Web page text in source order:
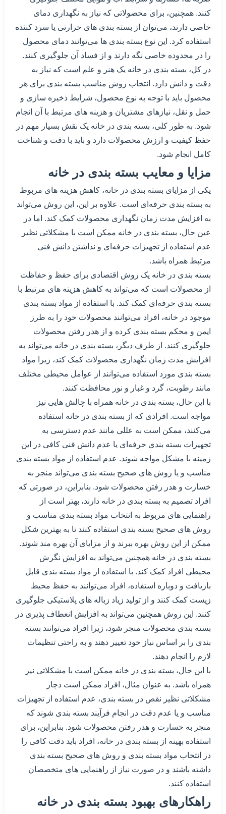
کنند. همچنین، برای محصولاتی که نیاز به نگهداری دمای
خاصی دارند، می‌توان از بسته بندی های حرارتی یا سرد کننده
استفاده کرد. این نوع بسته بندی ها می‌توانند دمای محصول
را در محدوده خاصی نگه دارند و از فساد آن جلوگیری کنند.
در کل، بسته بندی در خانه یک هنر و علم است که نیاز به
دقت و دانش دارد. انتخاب روش مناسب بسته بندی برای هر
محصول باید با توجه به نوع محصول، شرایط ذخیره سازی و
حمل و نقل، نیازهای مشتریان و هزینه های مرتبط با آن انجام
شود. به طور کلی، بسته بندی در خانه یک نقش بسیار مهم در
حفظ کیفیت و ارزش محصولات دارد و باید با دقت و شناخت
کامل انجام شود.
مزایا و معایب بسته بندی در خانه
یکی از مزایای بسته بندی در خانه، کاهش هزینه های مربوط
به بسته بندی حرفه‌ای است. علاوه بر این، این روش می‌تواند
به افزایش مدت زمان نگهداری محصولات کمک کند. اما در
عین حال، بسته بندی در خانه ممکن است با مشکلاتی نظیر
عدم استفاده از تجهیزات حرفه‌ای و نداشتن دانش فنی
مرتبط همراه باشد.
بسته بندی در خانه یک روش اقتصادی برای حفظ و حفاظت
از محصولات است که می‌تواند به کاهش هزینه های مرتبط با
بسته بندی حرفه‌ای کمک کند. با استفاده از مواد بسته بندی
موجود در خانه، افراد می‌توانند محصولات خود را به طرز
ایمن و محکم بسته بندی کرده و از هدر رفتن محصولات
جلوگیری کنند. از طرف دیگر، بسته بندی در خانه می‌تواند به
افزایش مدت زمان نگهداری محصولات کمک کند، زیرا مواد
بسته بندی مورد استفاده می‌توانند از عوامل محیطی مختلف
مانند رطوبت، گرد و غبار و نور محافظت کنند.
با این حال، بسته بندی در خانه همراه با چالش هایی نیز
مواجه است. افرادی که از بسته بندی در خانه استفاده
می‌کنند، ممکن است به عللی مانند عدم دسترسی به
تجهیزات بسته بندی حرفه‌ای یا عدم دانش فنی کافی در این
زمینه با مشکل مواجه شوند. عدم استفاده از مواد بسته بندی
مناسب و یا روش های صحیح بسته بندی می‌تواند منجر به
خسارت و هدر رفتن محصولات شود. بنابراین، در صورتی که
افراد تصمیم به بسته بندی در خانه دارند، بهتر است از
راهنمایی های مربوط به انتخاب مواد بسته بندی مناسب و
روش های صحیح بسته بندی استفاده کنند تا به بهترین شکل
ممکن از این روش بهره ببرند و از مزایای آن بهره مند شوند.
بسته بندی در خانه همچنین می‌تواند به افزایش نگرش
محیطی افراد کمک کند. با استفاده از مواد بسته بندی قابل
بازیافت و دوباره استفاده، افراد می‌توانند به حفظ محیط
زیست کمک کنند و از تولید زیاد زباله های پلاستیکی جلوگیری
کنند. این روش همچنین می‌تواند به افزایش انعطاف پذیری در
بسته بندی محصولات منجر شود، زیرا افراد می‌توانند بسته
بندی را بر اساس نیاز خود تغییر دهند و به راحتی تنظیمات
لازم را انجام دهند.
با این حال، بسته بندی در خانه ممکن است با مشکلاتی نیز
همراه باشد. به عنوان مثال، افراد ممکن است دچار
مشکلاتی نظیر نقص در بسته بندی، عدم استفاده از تجهیزات
مناسب و یا عدم دقت در انجام فرآیند بسته بندی شوند که
منجر به خسارت و هدر رفتن محصولات شود. بنابراین، برای
استفاده بهینه از بسته بندی در خانه، افراد باید دقت کافی را
در انتخاب مواد بسته بندی و روش های صحیح بسته بندی
داشته باشند و در صورت نیاز از راهنمایی های متخصصان
استفاده کنند.
راهکارهای بهبود بسته بندی در خانه